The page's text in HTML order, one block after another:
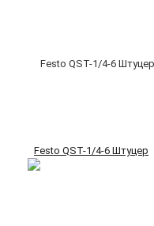
Festo QST-1/4-6 Штуцер